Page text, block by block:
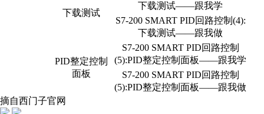
下载测试
下载测试——跟我学
S7-200 SMART PID回路控制(4):
下载测试——跟我做
PID整定控制
面板
S7-200 SMART PID回路控制
(5):PID整定控制面板——跟我学
S7-200 SMART PID回路控制
(5):PID整定控制面板——跟我做
摘自西门子官网